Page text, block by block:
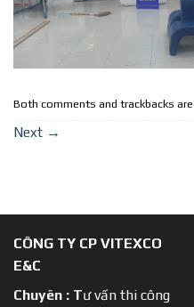
Both comments and trackbacks
Next →
CÔNG TY CP VITEXCO
E&C
Chuyên : Tư vấn thi công